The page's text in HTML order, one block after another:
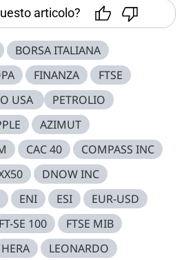
articolo?
BORSA ITALIANA
FINANZA
FTSE
USA PETROLIO
AZIMUT
CAC 40
COMPASS INC
DNOW INC
ENI ESI
EUR-USD
FT-SE 100
FTSE MIB
HERA
LEONARDO